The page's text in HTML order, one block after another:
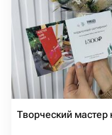
Творческий мастер